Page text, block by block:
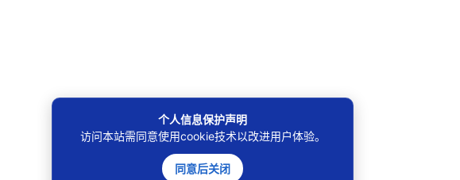
个人信息保护声明
访问本站需同意使用cookie技术以改进用户体验。
同意后关闭